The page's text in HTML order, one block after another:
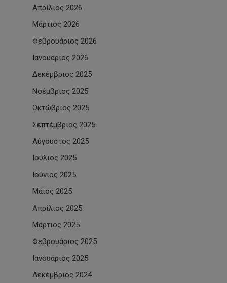
Απρίλιος 2026
Μάρτιος 2026
Φεβρουάριος 2026
Ιανουάριος 2026
Δεκέμβριος 2025
Νοέμβριος 2025
Οκτώβριος 2025
Σεπτέμβριος 2025
Αύγουστος 2025
Ιούλιος 2025
Ιούνιος 2025
Μάιος 2025
Απρίλιος 2025
Μάρτιος 2025
Φεβρουάριος 2025
Ιανουάριος 2025
Δεκέμβριος 2024